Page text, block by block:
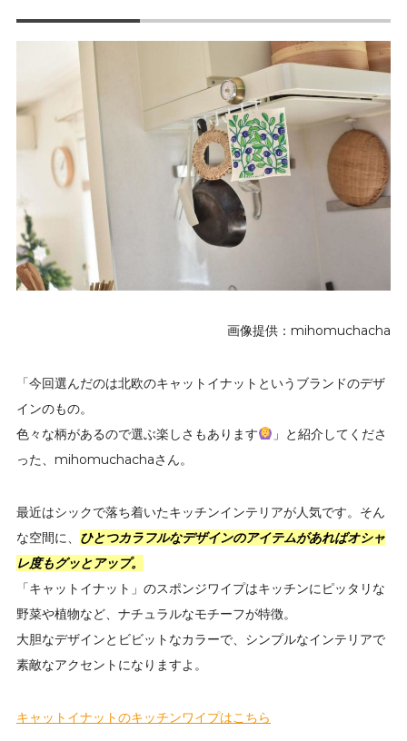
画像提供：mihomuchacha
「今回選んだのは北欧のキャットイナットというブランドのデザ
インのもの。
色々な柄があるので選ぶ楽しさもあります
」と紹介してくださ
った、mihomuchachaさん。
最近はシックで落ち着いたキッチンインテリアが人気です。そん
な空間に、 ひとつカラフルなデザインのアイテムがあればオシャ
レ度もグッとアップ。
「キャットイナット」のスポンジワイプはキッチンにピッタリな
野菜や植物など、ナチュラルなモチーフが特徴。
大胆なデザインとビビットなカラーで、シンプルなインテリアで
素敵なアクセントになりますよ。
キャットイナットのキッチンワイプはこちら